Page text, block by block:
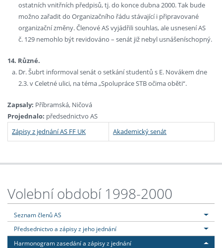
ostatních vnitřních předpisů, tj. do konce dubna 2000. Tak bude
možno zařadit do Organizačního řádu stávající i připravované
organizační změny. Členové AS vyjádřili souhlas, ale usnesení AS
č. 129 nemohlo být revidováno – senát již nebyl usnášeníschopný.
14. Různé.
Dr. Šubrt informoval senát o setkání studentů s E. Novákem dne
2.3. v Celetné ulici, na téma „Spolupráce STB očima oběti“.
Zapsaly: Příbramská, Ničová
Projednalo: předsednictvo AS
Zápisy z jednání AS FF UK
Akademický senát
Volební období 1998-2000
Seznam členů AS
Předsednictvo a zápisy z jeho jednání
Harmonogram zasedání a zápisy z jednání